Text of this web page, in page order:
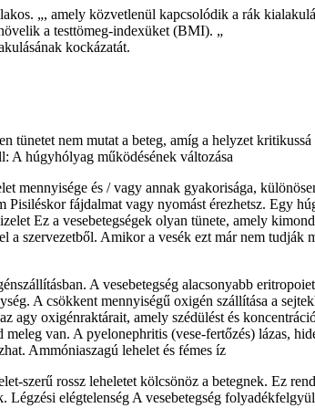
„, amely közvetlenül kapcsolódik a rák
a testtömeg-indexüket (BMI). „
kockázatát.
nem mutat a beteg, amíg a helyzet
A húgyhólyag működésének változása
mennyisége és / vagy annak gyakorisága,
fájdalmat vagy nyomást érezhetsz. Egy
Ez a vesebetegségek olyan tünete, amely
szervezetből. Amikor a vesék ezt már nem tudják
A vesebetegség alacsonyabb
A csökkent mennyiségű oxigén szállítása a
agy oxigénraktárait, amely szédülést és
van. A pyelonephritis (vese-fertőzés) lázas,
Ammóniaszagú lehelet és fémes íz
szerű rossz leheletet kölcsönöz a betegnek. Ez
elégtelenség A vesebetegség